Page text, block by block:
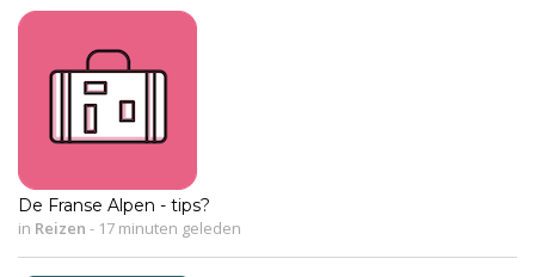
De Franse Alpen - tips?
in Reizen - 17 minuten geleden